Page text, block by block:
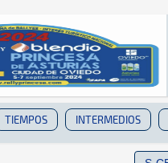
TIEMPOS INTERMEDIOS